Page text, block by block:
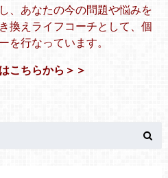
、あなたの今の問題や悩みを
換えライフコーチとして、個
を行なっています。
こちらから＞＞